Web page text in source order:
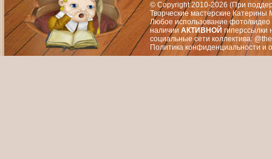
© Copyright 2010-2026 (При
Творческие мастерские
Любое использование фото/видео
наличии АКТИВНОЙ гиперссылки
социальные сети коллектива:
Политика конфиденциальности и